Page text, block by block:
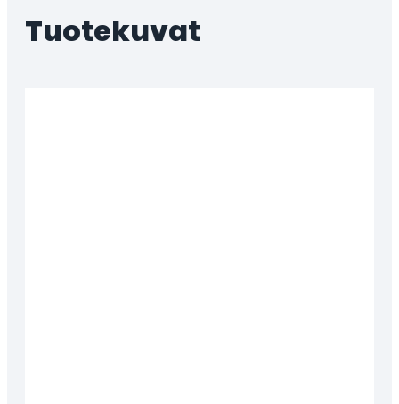
Tuotekuvat